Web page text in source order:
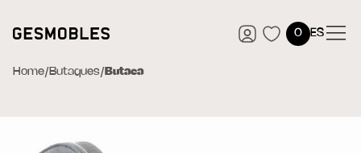
0 ES
Home/ Butaques/ Butaca